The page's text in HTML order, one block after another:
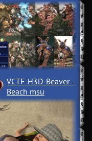
VCTF-H3D-Beaver ­
Beach msu